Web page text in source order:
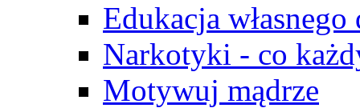
Edukacja własnego
Narkotyki - co
Motywuj mądrze